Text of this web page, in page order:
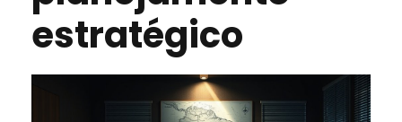
estratégico